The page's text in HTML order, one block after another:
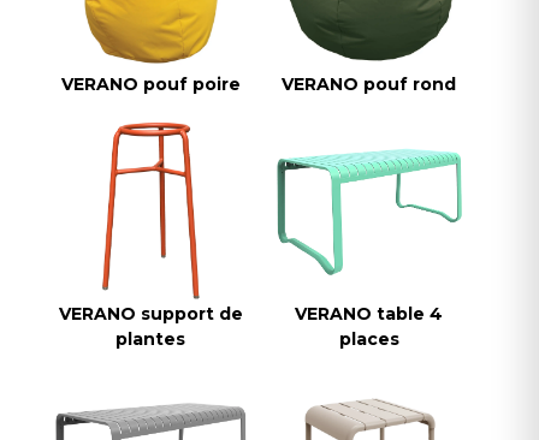
VERANO pouf poire VERANO pouf rond
VERANO support de
plantes
VERANO table 4
places